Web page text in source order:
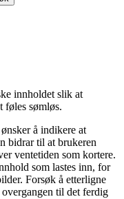
innholdet slik at
føles sømløs.
å indikere at
bidrar til at brukeren
ventetiden som kortere.
som lastes inn, for
Forsøk å etterligne
til det ferdig